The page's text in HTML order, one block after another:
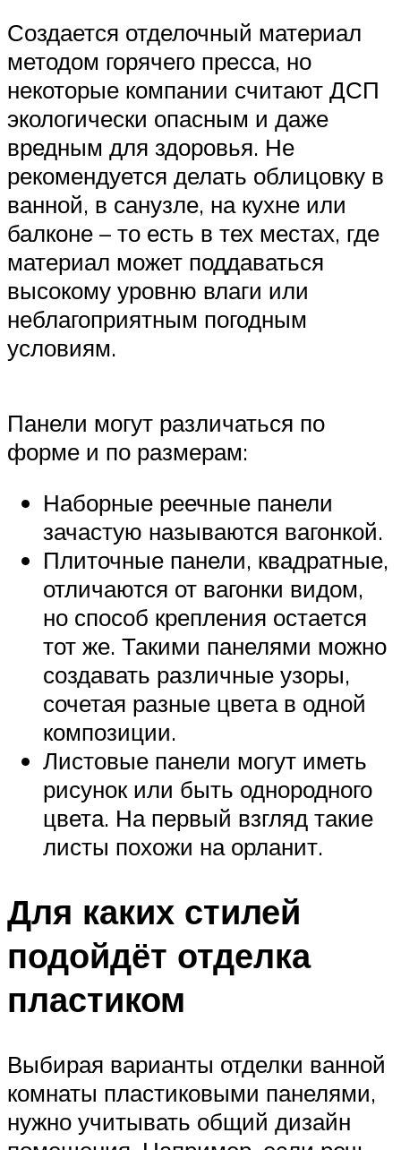
Создается отделочный материал
методом горячего пресса, но
некоторые компании считают ДСП
экологически опасным и даже
вредным для здоровья. Не
рекомендуется делать облицовку в
ванной, в санузле, на кухне или
балконе – то есть в тех местах, где
материал может поддаваться
высокому уровню влаги или
неблагоприятным погодным
условиям.
Панели могут различаться по
форме и по размерам:
Наборные реечные панели
зачастую называются вагонкой.
Плиточные панели, квадратные,
отличаются от вагонки видом,
но способ крепления остается
тот же. Такими панелями можно
создавать различные узоры,
сочетая разные цвета в одной
композиции.
Листовые панели могут иметь
рисунок или быть однородного
цвета. На первый взгляд такие
листы похожи на орланит.
Для каких стилей
подойдёт отделка
пластиком
Выбирая варианты отделки ванной
комнаты пластиковыми панелями,
нужно учитывать общий дизайн